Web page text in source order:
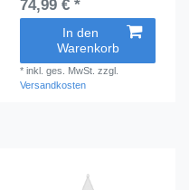
74,99 € *
In den
Warenkorb
*inkl. ges. MwSt. zzgl.
Versandkosten